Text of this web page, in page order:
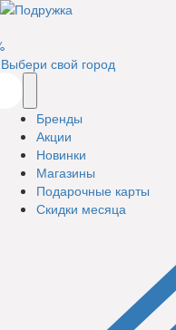
Выбери свой город
Бренды
Акции
Новинки
Магазины
Подарочные карты
Скидки месяца